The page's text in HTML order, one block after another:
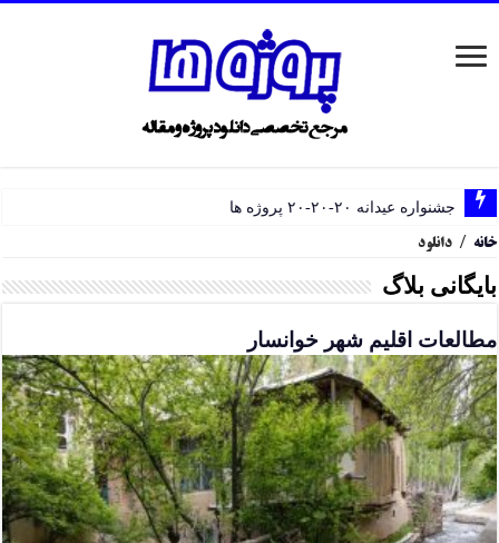
جشنواره عیدانه ۲۰-۲۰-۲۰ پروژه ها
خانه / دانلود
بایگانی بلاگ
مطالعات اقلیم شهر خوانسار